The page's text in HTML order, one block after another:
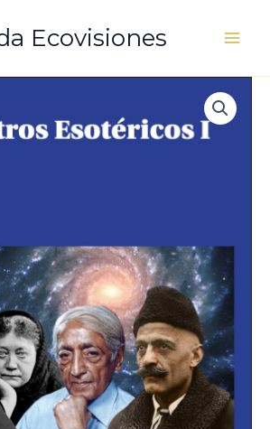
Ecovisiones